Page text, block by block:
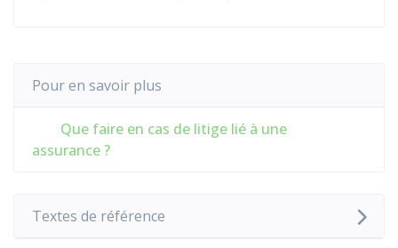
Pour en savoir plus
Que faire en cas de litige lié à une
assurance ?
Textes de référence